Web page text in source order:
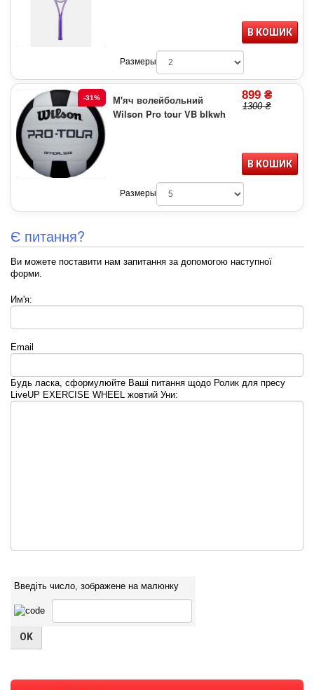
В КОШИК
Размеры
-31%
М'яч волейбольний
Wilson Pro tour VB blkwh
899 ₴
1300 ₴
В КОШИК
Размеры
Є питання?
Ви можете поставити нам запитання за допомогою наступної
форми.
Им'я:
Email
Будь ласка, сформулюйте Ваші питання щодо Ролик для пресу
LiveUP EXERCISE WHEEL жовтий Уни:
Введіть число, зображене на малюнку